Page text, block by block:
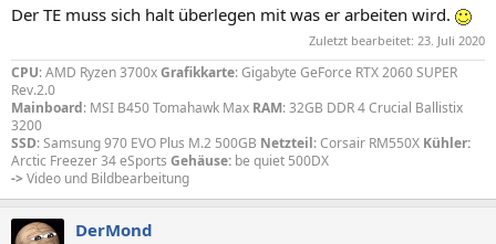
package (likeAfter Effects ,Photoshop,DaVinci Resolve, etc.),
you need to consider how these GPUs will perform in those
applications as well. Be sure to check our list ofHardware
Articles for the latest information on how these cards
perform with a variety of software packages.
Der TE muss sich halt überlegen mit was er arbeiten wird.
Zuletzt bearbeitet: 23. Juli 2020
CPU: AMD Ryzen 3700xGrafikkarte: Gigabyte GeForce RTX 2060 SUPER
Rev.2.0
Mainboard: MSI B450 Tomahawk Max RAM: 32GB DDR 4 Crucial Ballistix
3200
SSD: Samsung 970 EVO Plus M.2 500GB Netzteil: Corsair RM550X Kühler:
Arctic Freezer 34 eSports Gehäuse: be quiet 500DX
->Video und Bildbearbeitung
DerMond